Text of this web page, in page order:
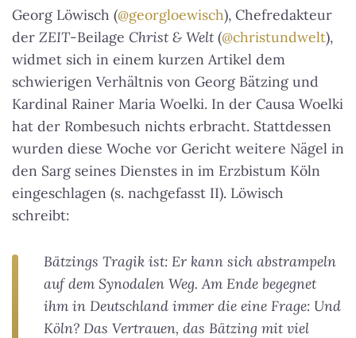
Georg Löwisch (@georgloewisch), Chefredakteur
der ZEIT-Beilage Christ & Welt(@christundwelt),
widmet sich in einem kurzen Artikel dem
schwierigen Verhältnis von Georg Bätzing und
Kardinal Rainer Maria Woelki. In der Causa Woelki
hat der Rombesuch nichts erbracht. Stattdessen
wurden diese Woche vor Gericht weitere Nägel in
den Sarg seines Dienstes in im Erzbistum Köln
eingeschlagen (s. nachgefasst II). Löwisch
schreibt:
Bätzings Tragik ist: Er kann sich abstrampeln
auf dem Synodalen Weg. Am Ende begegnet
ihm in Deutschland immer die eine Frage: Und
Köln? Das Vertrauen, das Bätzing mit viel